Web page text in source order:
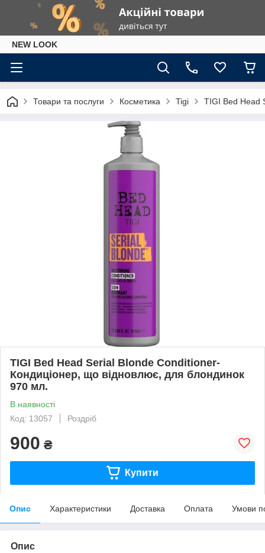
NEW LOOK
Товари та послуги Косметика Tigi TIGI Bed Head
TIGI Bed Head Serial Blonde Conditioner-
Кондиціонер, що відновлює, для блондинок
970 мл.
В наявності
Код: 13057
Роздріб
900 ₴
Купити
Опис Характеристики Доставка Оплата Умови
Опис